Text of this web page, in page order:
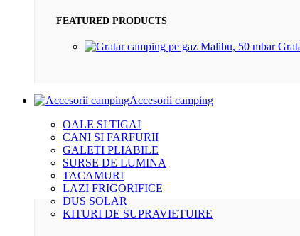
FEATURED PRODUCTS
Accesorii camping
OALE SI TIGAI
CANI SI FARFURII
GALETI PLIABILE
SURSE DE LUMINA
TACAMURI
LAZI FRIGORIFICE
DUS SOLAR
KITURI DE SUPRAVIETUIRE